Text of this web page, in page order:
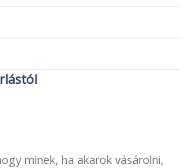
minek, ha akarok vásárolni,